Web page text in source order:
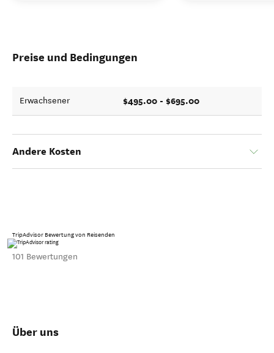
Preise und Bedingungen
Erwachsener $495.00 - $695.00
Andere Kosten
TripAdvisor Bewertung von Reisenden
101 Bewertungen
Über uns